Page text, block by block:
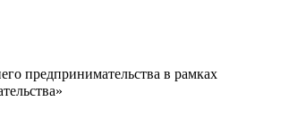
предпринимательства в рамках